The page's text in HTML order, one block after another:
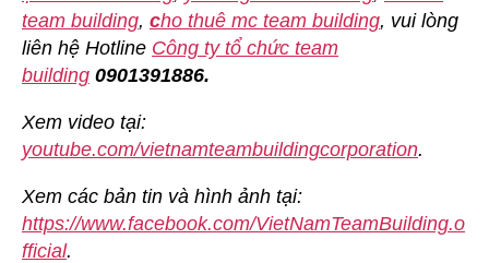
team building, cho thuê mc team building, vui lòng
liên hệ Hotline Công ty tổ chức team
building 0901391886.
Xem video tại:
youtube.com/vietnamteambuildingcorporation.
Xem các bản tin và hình ảnh tại:
https://www.facebook.com/VietNamTeamBuilding.o
fficial.